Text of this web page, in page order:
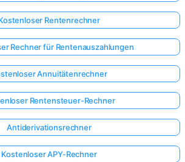
Rentenrechner
Rechner für Rentenauszahlungen
Annuitätenrechner
Rentensteuer-Rechner
Antiderivationsrechner
Kostenloser APY-Rechner